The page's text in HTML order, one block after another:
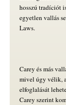
hosszú tradíciót
egyetlen vallás
Laws.
Carey és más
mivel úgy vélik,
elfoglalását
Carey szerint